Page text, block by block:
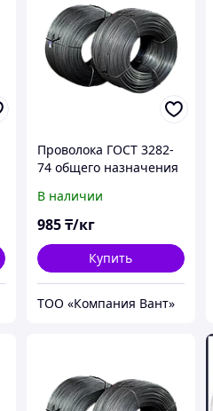
Проволока ГОСТ 3282-
74 общего назначения
В наличии
985₸/кг
Купить
ТОО «Компания Вант»